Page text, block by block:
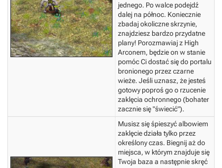
jednego. Po walce podejdź
dalej na północ. Koniecznie
zbadaj okoliczne skrzynie,
znajdziesz bardzo przydatne
plany! Porozmawiaj z High
Arconem, będzie on w stanie
pomóc Ci dostać się do portalu
bronionego przez czarne
wieże. Jeśli uznasz, że jesteś
gotowy poproś go o rzucenie
zaklęcia ochronnego (bohater
zacznie się "świecić").
Musisz się śpieszyć albowiem
zaklęcie działa tylko przez
określony czas. Biegnij aż do
miejsca, w którym znajduje się
Twoja baza a następnie skręć